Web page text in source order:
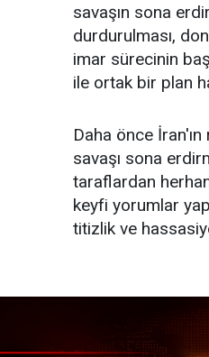
savaşın sona
durdurulması,
imar sürecinin
ile ortak bir plan
Daha önce
savaşı sona
taraflardan
keyfi yorumlar
titizlik ve